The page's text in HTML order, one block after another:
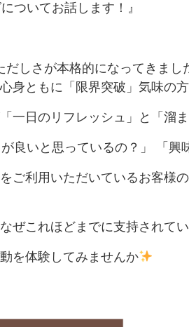
ついてお話します！』
しさが本格的になってきま
ともに「限界突破」気味の方
一日のリフレッシュ」と「溜
良いと思っているの？」 「
ご利用いただいているお客様
ぜこれほどまでに支持されて
を体験してみませんか